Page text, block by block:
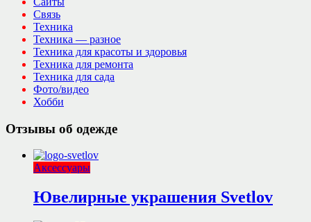
Связь
Техника
Техника — разное
Техника для красоты и здоровья
Техника для ремонта
Техника для сада
Фото/видео
Хобби
Отзывы об одежде
Аксессуары
Ювелирные украшения Svetlov